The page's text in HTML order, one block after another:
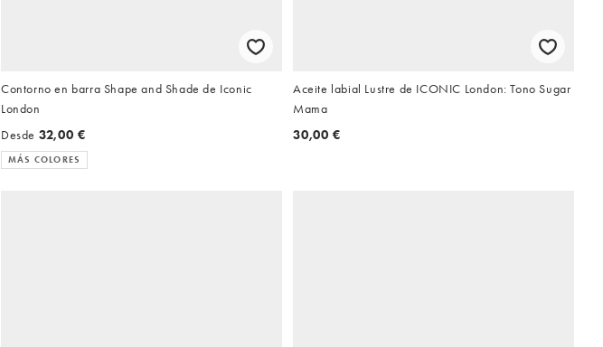
Contorno en barra Shape and Shade de Iconic
London
Desde 32,00 €
MÁS COLORES
Aceite labial Lustre de ICONIC London: Tono Sugar
Mama
30,00 €